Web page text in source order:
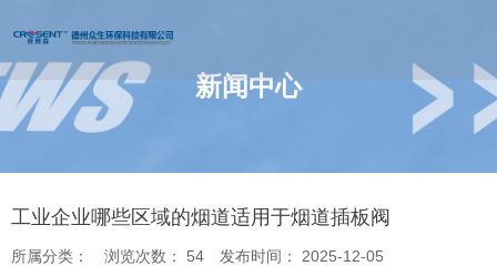
新闻中心
工业企业哪些区域的烟道适用于烟道插板阀
所属分类： 浏览次数： 54 发布时间： 2025-12-05